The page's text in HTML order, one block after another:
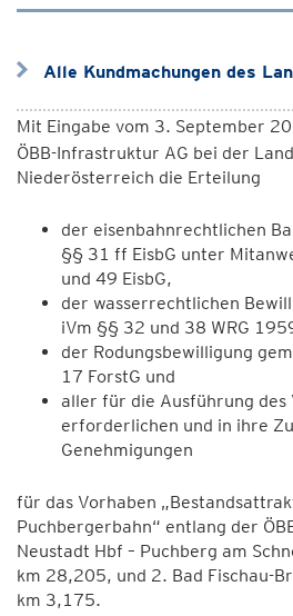
Alle Kundmachungen des
Mit Eingabe vom 3. September
ÖBB-Infrastruktur AG bei der
Niederösterreich die Erteilung
der eisenbahnrechtlichen
§§ 31 ff EisbG unter
und 49 EisbG,
der wasserrechtlichen
iVm §§ 32 und 38 WRG
der Rodungsbewilligung
17 ForstG und
aller für die Ausführung des
erforderlichen und in ihre
Genehmigungen
für das Vorhaben
Puchbergerbahn“ entlang der
Neustadt Hbf – Puchberg am
km 28,205, und 2. Bad Fischau-
km 3,175.